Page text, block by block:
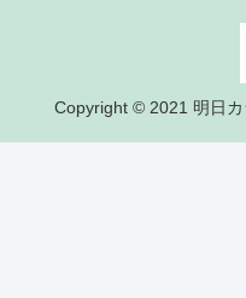
Copyright © 2021 明日カ